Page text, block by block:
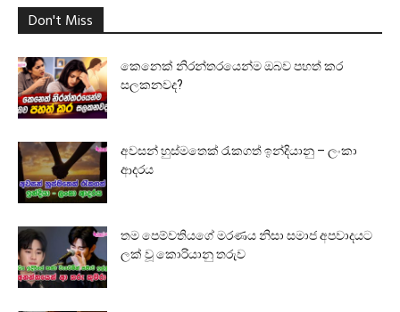
Don't Miss
කෙනෙක් නිරන්තරයෙන්ම ඔබව පහත් කර
සලකනවද?
අවසන් හුස්මතෙක් රැකගත් ඉන්දියානු – ලංකා
ආදරය
තම පෙම්වතියගේ මරණය නිසා සමාජ අපවාදයට
ලක් වූ කොරියානු තරුව